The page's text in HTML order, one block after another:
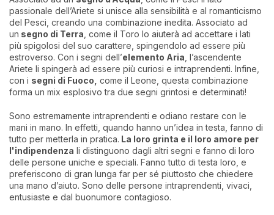
passionale dell’Ariete si unisce alla sensibilità e al romanticismo
del Pesci, creando una combinazione inedita. Associato ad
un segno di Terra , come il Toro lo aiuterà ad accettare i lati
più spigolosi del suo carattere, spingendolo ad essere più
estroverso. Con i segni dell’elemento Aria , l’ascendente
Ariete li spingerà ad essere più curiosi e intraprendenti. Infine,
con i segni di Fuoco, come il Leone, questa combinazione
forma un mix esplosivo tra due segni grintosi e determinati!
Sono estremamente intraprendenti e odiano restare con le
mani in mano. In effetti, quando hanno un’idea in testa, fanno di
tutto per metterla in pratica. La loro grinta e il loro amore per
l'indipendenza li distinguono dagli altri segni e fanno di loro
delle persone uniche e speciali. Fanno tutto di testa loro, e
preferiscono di gran lunga far per sé piuttosto che chiedere
una mano d’aiuto. Sono delle persone intraprendenti, vivaci,
entusiaste e dal buonumore contagioso.